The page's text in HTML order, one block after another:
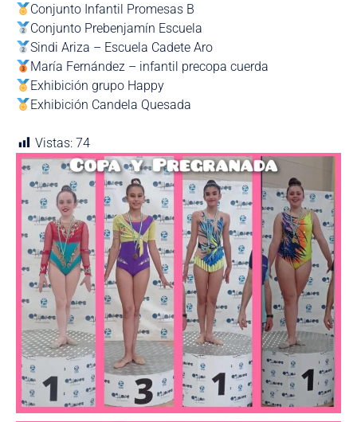
Conjunto Infantil Promesas B
Conjunto Prebenjamín Escuela
Sindi Ariza – Escuela Cadete Aro
María Fernández – infantil precopa cuerda
Exhibición grupo Happy
Exhibición Candela Quesada
Vistas: 74